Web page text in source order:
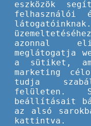
Az
2015-
a
eszközök
felhasználói
azonnal
meglátogatja
a sütiket,
marketing
tudja
felületen.
beállításait
az alsó
kattintva.